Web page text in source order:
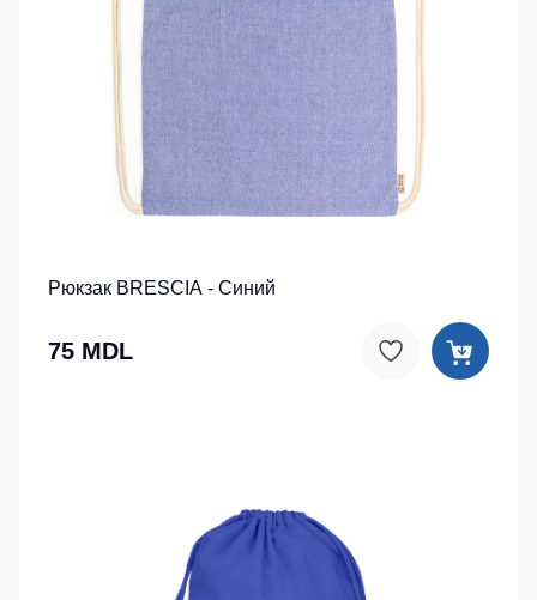
Рюкзак BRESCIA - Синий
75 MDL